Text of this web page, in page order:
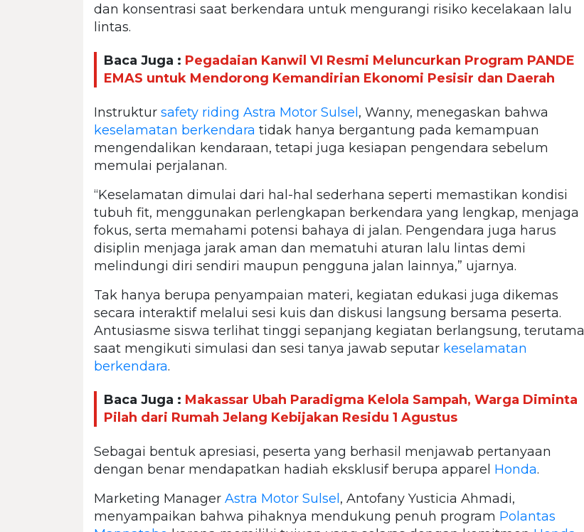
dan konsentrasi saat berkendara untuk mengurangi risiko kecelakaan lalu
lintas.
Baca Juga : Pegadaian Kanwil VI Resmi Meluncurkan Program PANDE
EMAS untuk Mendorong Kemandirian Ekonomi Pesisir dan Daerah
Instruktur safety riding Astra Motor Sulsel, Wanny, menegaskan bahwa
keselamatan berkendara tidak hanya bergantung pada kemampuan
mengendalikan kendaraan, tetapi juga kesiapan pengendara sebelum
memulai perjalanan.
“Keselamatan dimulai dari hal-hal sederhana seperti memastikan kondisi
tubuh fit, menggunakan perlengkapan berkendara yang lengkap, menjaga
fokus, serta memahami potensi bahaya di jalan. Pengendara juga harus
disiplin menjaga jarak aman dan mematuhi aturan lalu lintas demi
melindungi diri sendiri maupun pengguna jalan lainnya,” ujarnya.
Tak hanya berupa penyampaian materi, kegiatan edukasi juga dikemas
secara interaktif melalui sesi kuis dan diskusi langsung bersama peserta.
Antusiasme siswa terlihat tinggi sepanjang kegiatan berlangsung, terutama
saat mengikuti simulasi dan sesi tanya jawab seputar keselamatan
berkendara.
Baca Juga : Makassar Ubah Paradigma Kelola Sampah, Warga Diminta
Pilah dari Rumah Jelang Kebijakan Residu 1 Agustus
Sebagai bentuk apresiasi, peserta yang berhasil menjawab pertanyaan
dengan benar mendapatkan hadiah eksklusif berupa apparel Honda.
Marketing Manager Astra Motor Sulsel, Antofany Yusticia Ahmadi,
menyampaikan bahwa pihaknya mendukung penuh program Polantas